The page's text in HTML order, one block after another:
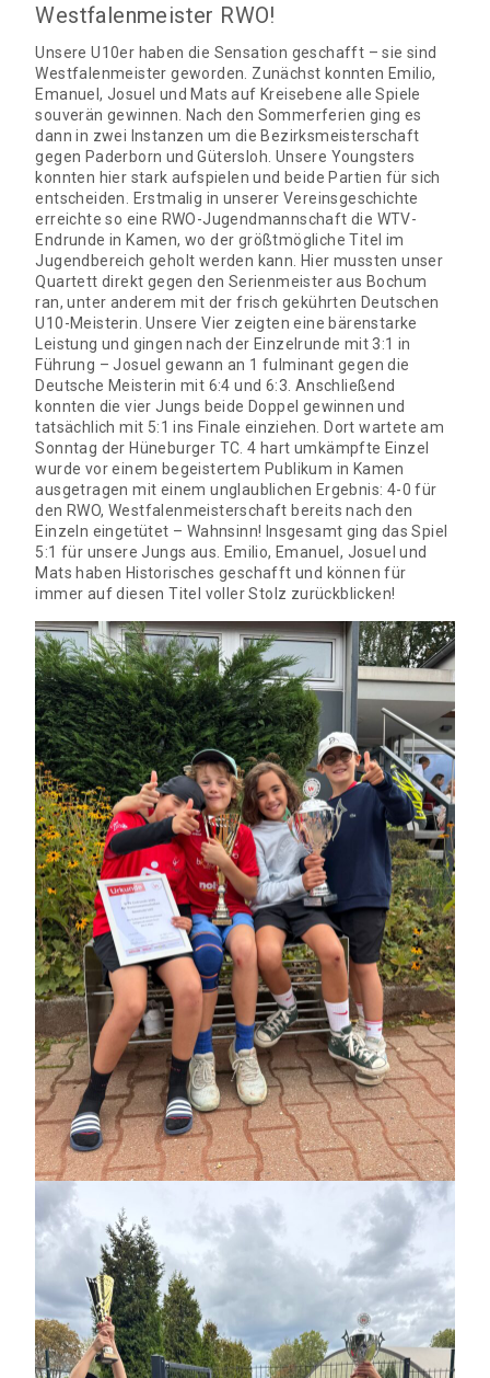
Westfalenmeister RWO!
Unsere U10er haben die Sensation geschafft – sie sind
Westfalenmeister geworden. Zunächst konnten Emilio,
Emanuel, Josuel und Mats auf Kreisebene alle Spiele
souverän gewinnen. Nach den Sommerferien ging es
dann in zwei Instanzen um die Bezirksmeisterschaft
gegen Paderborn und Gütersloh. Unsere Youngsters
konnten hier stark aufspielen und beide Partien für sich
entscheiden. Erstmalig in unserer Vereinsgeschichte
erreichte so eine RWO-Jugendmannschaft die WTV-
Endrunde in Kamen, wo der größtmögliche Titel im
Jugendbereich geholt werden kann. Hier mussten unser
Quartett direkt gegen den Serienmeister aus Bochum
ran, unter anderem mit der frisch gekührten Deutschen
U10-Meisterin. Unsere Vier zeigten eine bärenstarke
Leistung und gingen nach der Einzelrunde mit 3:1 in
Führung – Josuel gewann an 1 fulminant gegen die
Deutsche Meisterin mit 6:4 und 6:3. Anschließend
konnten die vier Jungs beide Doppel gewinnen und
tatsächlich mit 5:1 ins Finale einziehen. Dort wartete am
Sonntag der Hüneburger TC. 4 hart umkämpfte Einzel
wurde vor einem begeistertem Publikum in Kamen
ausgetragen mit einem unglaublichen Ergebnis: 4-0 für
den RWO, Westfalenmeisterschaft bereits nach den
Einzeln eingetütet – Wahnsinn! Insgesamt ging das Spiel
5:1 für unsere Jungs aus. Emilio, Emanuel, Josuel und
Mats haben Historisches geschafft und können für
immer auf diesen Titel voller Stolz zurückblicken!